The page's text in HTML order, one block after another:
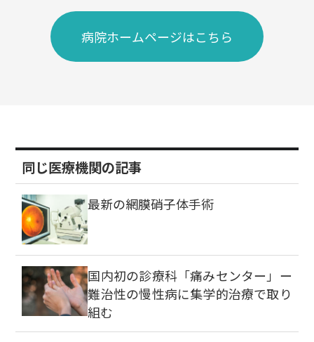
病院ホームページはこちら
同じ医療機関の記事
最新の網膜硝子体手術
国内初の診療科「痛みセンター」ー
難治性の慢性病に集学的治療で取り
組む